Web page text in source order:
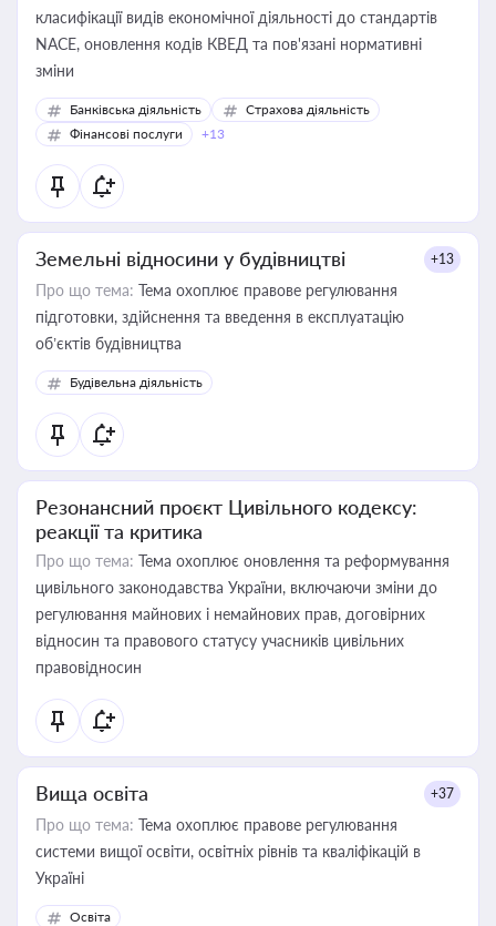
класифікації видів економічної діяльності до стандартів
NACE, оновлення кодів КВЕД та пов'язані нормативні
зміни
Банківська діяльність
Страхова діяльність
Фінансові послуги
+13
Земельні відносини у будівництві +13
Про що тема: Тема охоплює правове регулювання
підготовки, здійснення та введення в експлуатацію
об’єктів будівництва
Будівельна діяльність
Резонансний проєкт Цивільного кодексу:
реакції та критика
Про що тема: Тема охоплює оновлення та реформування
цивільного законодавства України, включаючи зміни до
регулювання майнових і немайнових прав, договірних
відносин та правового статусу учасників цивільних
правовідносин
Вища освіта +37
Про що тема: Тема охоплює правове регулювання
системи вищої освіти, освітніх рівнів та кваліфікацій в
Україні
Освіта